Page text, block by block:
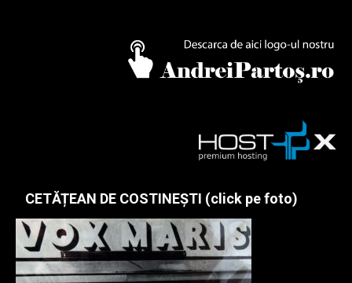
CETĂȚEAN DE COSTINEȘTI (click pe foto)